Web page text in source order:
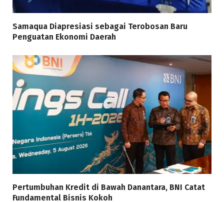
Samaqua Diapresiasi sebagai Terobosan Baru
Penguatan Ekonomi Daerah
Pertumbuhan Kredit di Bawah Danantara, BNI Catat
Fundamental Bisnis Kokoh